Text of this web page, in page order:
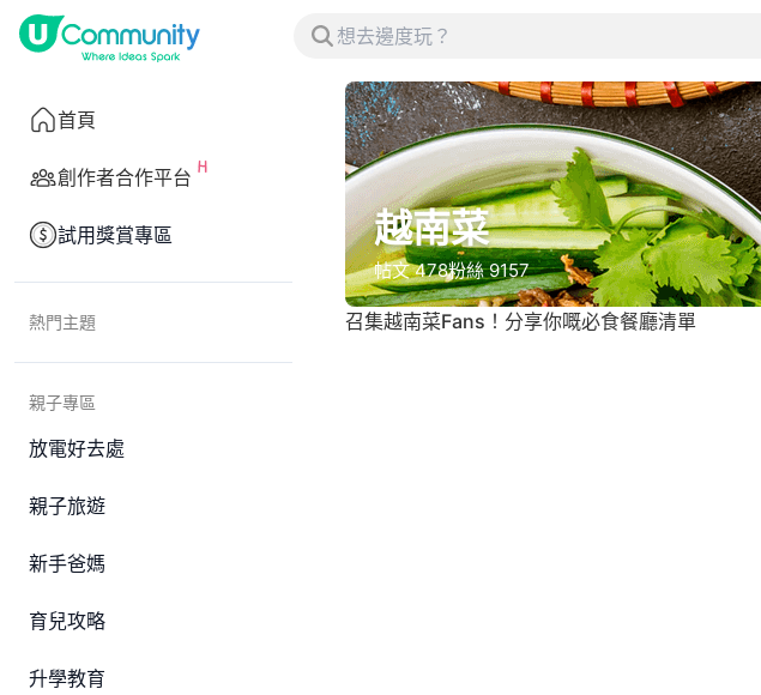
首頁
創作者合作平台
試用獎賞專區
熱門主題
親子專區
放電好去處
親子旅遊
新手爸媽
育兒攻略
升學教育
越南菜
帖文478粉絲9157
召集越南菜Fans！分享你嘅必食餐廳清單